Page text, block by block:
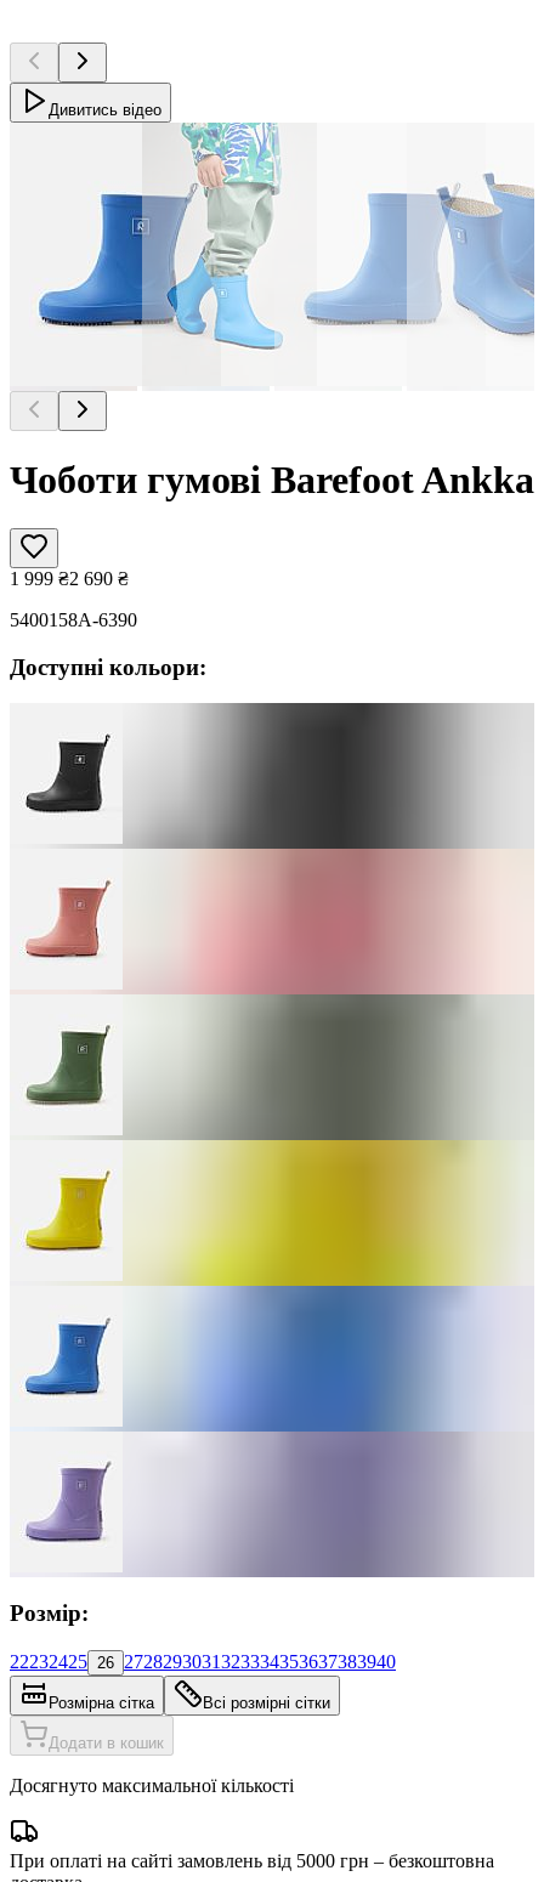
Дивитись відео
Чоботи гумові Barefoot Ankka
1 999 ₴2 690 ₴
5400158A-6390
Доступні кольори:
Розмір:
22232425 26 2728293031323334353637383940
Розмірна сітка Всі розмірні сітки
Додати в кошик
Досягнуто максимальної кількості
При оплаті на сайті замовлень від 5000 грн – безкоштовна